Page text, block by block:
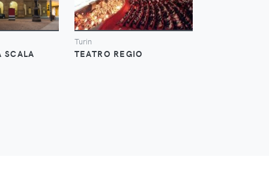
SCALA
Turin
TEATRO REGIO